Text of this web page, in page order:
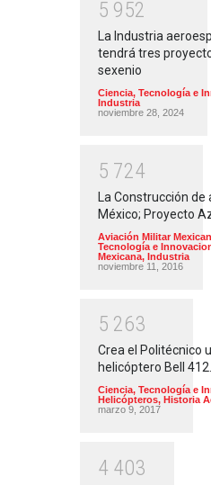
5 952
La Industria
tendrá tres
sexenio
Ciencia, Tecnología e
Industria
noviembre 28, 2024
5 724
La Construcción de
México; Proyecto
Aviación Militar
Tecnología e
Mexicana, Industria
noviembre 11, 2016
5 263
Crea el Politécnico
helicóptero Bell 412.
Ciencia, Tecnología e
Helicópteros, Historia
marzo 9, 2017
4 403